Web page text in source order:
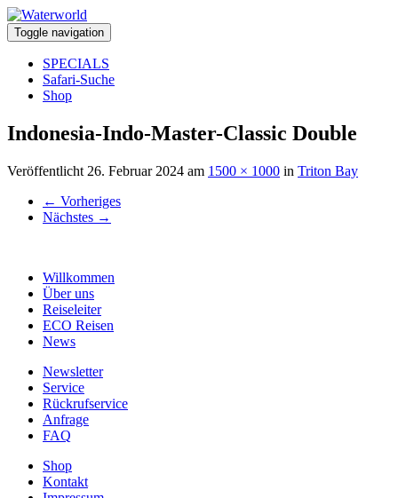
Toggle navigation
SPECIALS
Safari-Suche
Shop
Indonesia-Indo-Master-Classic Double
Veröffentlicht 26. Februar 2024 am 1500 × 1000 in Triton Bay
← Vorheriges
Nächstes →
Willkommen
Über uns
Reiseleiter
ECO Reisen
News
Newsletter
Service
Rückrufservice
Anfrage
FAQ
Shop
Kontakt